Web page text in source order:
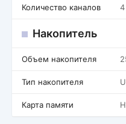
Количество каналов 4
Накопитель
Объем накопителя
Тип накопителя
Карта памяти